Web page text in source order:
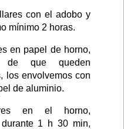
con el adobo y
mínimo 2 horas.
en papel de horno,
de que queden
los envolvemos con
de aluminio.
en el horno,
1 h 30 min,